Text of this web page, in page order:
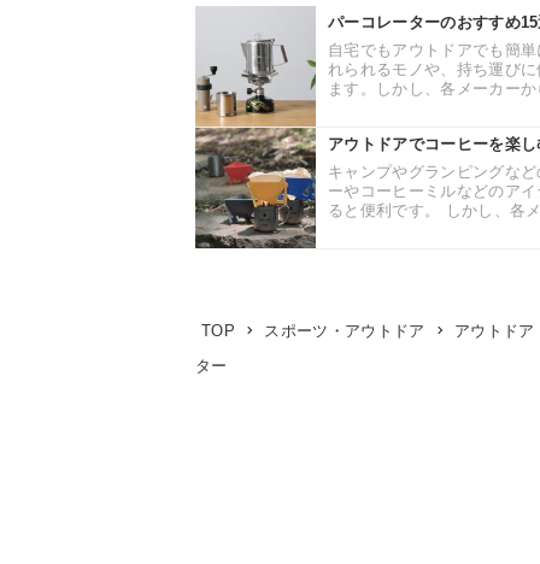
パーコレーターのおすすめ
自宅でもアウトドアでも簡
れられるモノや、持ち運び
ます。しかし、各メーカー
アウトドアでコーヒーを楽
キャンプやグランピングな
ーやコーヒーミルなどのア
ると便利です。 しかし、各
TOP スポーツ・アウトドア
アウトドア
ター